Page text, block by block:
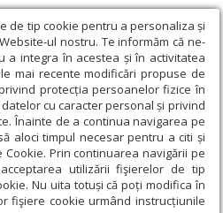
de tip cookie pentru a personaliza și
ul nostru. Te informăm că ne-
a integra în acestea și în activitatea
mai recente modificări propuse de
protecția persoanelor fizice în
cu caracter personal și privind
Înainte de a continua navigarea pe
aloci timpul necesar pentru a citi și
Prin continuarea navigării pe
utilizării fişierelor de tip
Nu uita totuși că poți modifica în
fişiere cookie urmând instrucțiunile
la Parohia Crângași, județul
județul